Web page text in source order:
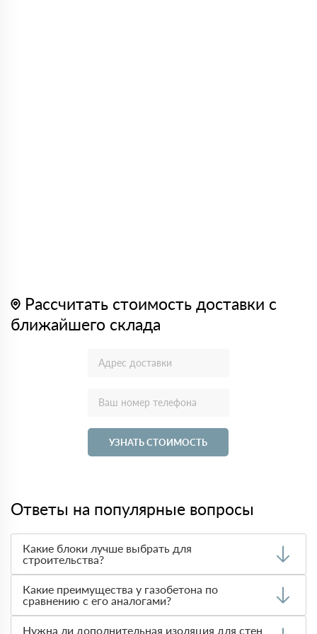
Рассчитать стоимость доставки с
ближайшего склада
УЗНАТЬ СТОИМОСТЬ
Ответы на популярные вопросы
Какие блоки лучше выбрать для
строительства?
теплоизоляции, прочности и стоимости. Чаще всего при
строительстве домов используют
благодаря
его легкости и теплотехническим характеристикам.
Арболитовые блокилучше использовать в регионах с
Какие преимущества у газобетона по
сравнению с его аналогами?
Нужна ли дополнительная изоляция для стен